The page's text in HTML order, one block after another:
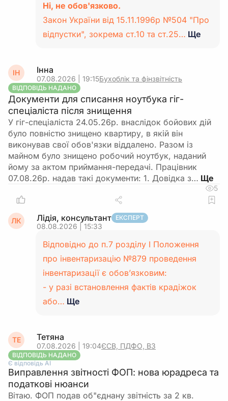
Ні, не обов'язково.
Закон України від 15.11.1996р №504 "Про
відпустки", зокрема ст.10 та ст.25… Ще
ІН Інна
07.08.2026 | 19:15Бухоблік та фінзвітність
ВІДПОВІДЬ НАДАНО
Документи для списання ноутбука гіг-
спеціаліста після знищення
У гіг-спеціаліста 24.05.26р. внаслідок бойових дій
було повністю знищено квартиру, в якій він
виконував свої обов'язки віддалено. Разом із
майном було знищено робочий ноутбук, наданий
йому за актом приймання-передачі. Працівник
07.08.26р. надав такі документи: 1. Довідка з…
5
ЛК Лідія, консультант ЕКСПЕРТ
08.08.2026 | 15:33
Відповідно до п.7 розділу І Положення
про інвентаризацію №879 проведення
інвентаризації є обов’язковим:
- у разі встановлення фактів крадіжок
або… Ще
ТЕ Тетяна
07.08.2026 | 19:04ЄСВ, ПДФО, ВЗ
ВІДПОВІДЬ НАДАНО
Є відповідь АІ
Виправлення звітності ФОП: нова юрадреса та
податкові нюанси
Вітаю. ФОП подав об"єднану звітність за 2 кв.